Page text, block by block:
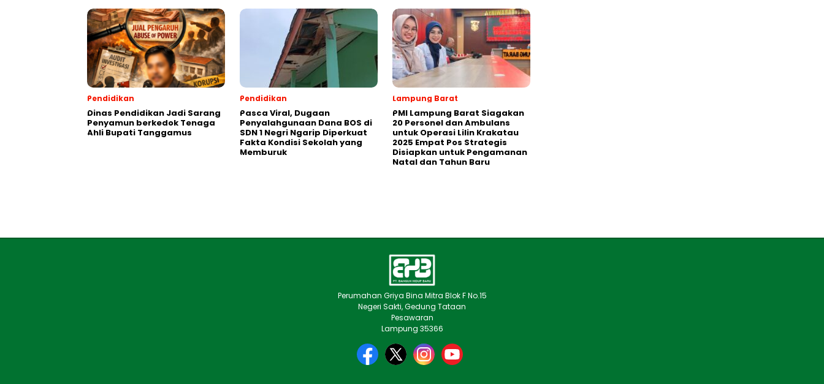
Pendidikan
Dinas Pendidikan Jadi Sarang
Penyamun berkedok Tenaga
Ahli Bupati Tanggamus
Pendidikan
Pasca Viral, Dugaan
Penyalahgunaan Dana BOS di
SDN 1 Negri Ngarip Diperkuat
Fakta Kondisi Sekolah yang
Memburuk
Lampung Barat
PMI Lampung Barat Siagakan
20 Personel dan Ambulans
untuk Operasi Lilin Krakatau
2025 Empat Pos Strategis
Disiapkan untuk Pengamanan
Natal dan Tahun Baru
Perumahan Griya Bina Mitra Blok F No.15
Negeri Sakti, Gedung Tataan
Pesawaran
Lampung 35366